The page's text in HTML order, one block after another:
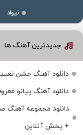
نیواد
جدیدترین آهنگ ها
دانلود آهنگ جشن
دانلود آهنگ پیانو
دانلود مجموعه آهنگ
+ پخش آنلاین